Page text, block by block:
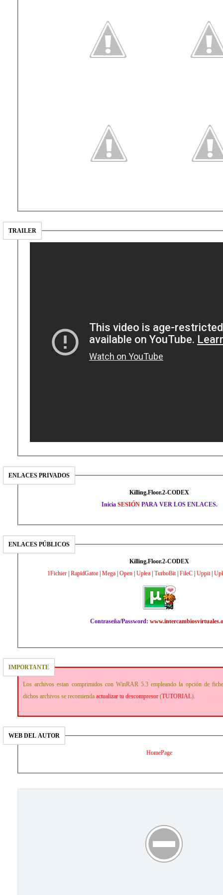
TRAILER
ENLACES PRIVADOS
Killing.Floor.2-CODEX
Inicia SESIÓN PARA VER LOS ENLACES.
ENLACES PÚBLICOS
Killing.Floor.2-CODEX
1Fichier RapidGator Mega Open Uplea TurboBit| FileC Uppit|
Contraseña/Password:
IMPORTANTE
Los archivos estan comprimidos con WinRAR 5.3 empleando la opción de
dichos archivos se recomienda actualizar tu descompresor (TUTORIAL).
WEB DEL AUTOR
HomePage